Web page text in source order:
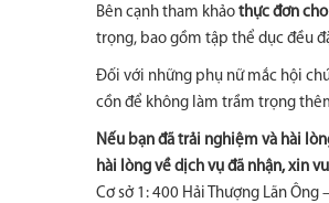
Bên cạnh tham khảo thực đơn
trọng, bao gồm tập thể dục đều
Đối với những phụ nữ mắc hội
cồn để không làm trầm trọng
Nếu bạn đã trải nghiệm và hài
hài lòng về dịch vụ đã nhận, xin
Cơ sở 1: 400 Hải Thượng Lãn Ông